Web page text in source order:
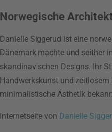
Norwegische
Danielle Siggerud ist eine
Dänemark machte und seither
skandinavischen Designs. Ihr
Handwerkskunst und
minimalistische Ästhetik
Internetseite von Danielle